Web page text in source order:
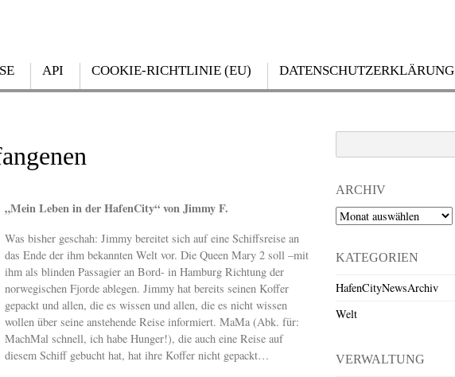
API COOKIE-RICHTLINIE (EU) DATENSCHUTZERKLÄRUNG
„Mein Leben in der HafenCity“ von Jimmy F.
Was bisher geschah: Jimmy bereitet sich auf eine Schiffsreise an
das Ende der ihm bekannten Welt vor. Die Queen Mary 2 soll –mit
ihm als blinden Passagier an Bord- in Hamburg Richtung der
norwegischen Fjorde ablegen. Jimmy hat bereits seinen Koffer
gepackt und allen, die es wissen und allen, die es nicht wissen
wollen über seine anstehende Reise informiert. MaMa (Abk. für:
MachMal schnell, ich habe Hunger!), die auch eine Reise auf
diesem Schiff gebucht hat, hat ihre Koffer nicht gepackt…
ARCHIV
Archiv
KATEGORIEN
HafenCityNewsArchiv
Welt
VERWALTUNG